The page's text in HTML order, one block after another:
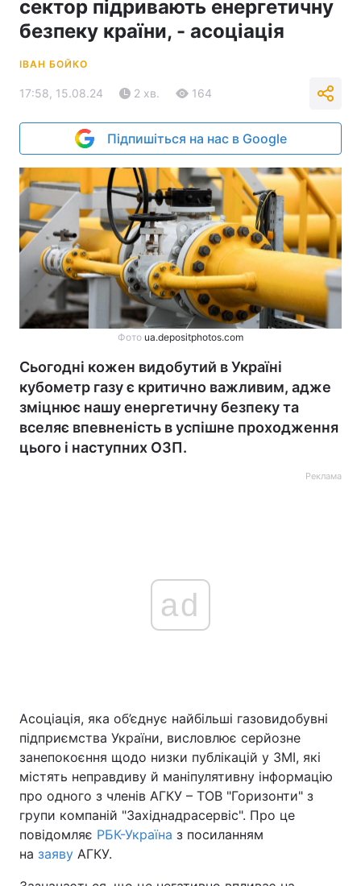
сектор підривають енергетичну
безпеку країни, - асоціація
ІВАН БОЙКО
17:58, 15.08.24 2 хв. 164
Підпишіться на нас в Google
Фото ua.depositphotos.com
Сьогодні кожен видобутий в Україні
кубометр газу є критично важливим, адже
зміцнює нашу енергетичну безпеку та
вселяє впевненість в успішне проходження
цього і наступних ОЗП.
Реклама
ad
Асоціація, яка об’єднує найбільші газовидобувні
підприємства України, висловлює серйозне
занепокоєння щодо низки публікацій у ЗМІ, які
містять неправдиву й маніпулятивну інформацію
про одного з членів АГКУ – ТОВ "Горизонти" з
групи компаній "Західнадрасервіс". Про це
повідомляє РБК-Україна з посиланням
на заяву АГКУ.